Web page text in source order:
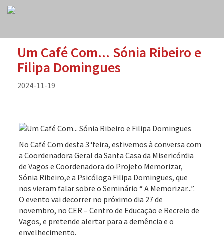
Um Café Com... Sónia Ribeiro e
Filipa Domingues
2024-11-19
No Café Com desta 3ªfeira, estivemos à conversa com
a Coordenadora Geral da Santa Casa da Misericórdia
de Vagos e Coordenadora do Projeto Memorizar,
Sónia Ribeiro,e a Psicóloga Filipa Domingues, que
nos vieram falar sobre o Seminário “ A Memorizar...”.
O evento vai decorrer no próximo dia 27 de
novembro, no CER – Centro de Educação e Recreio de
Vagos, e pretende alertar para a demência e o
envelhecimento.